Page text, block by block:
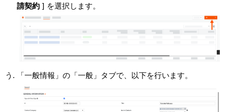
請契約] を選択します。
「一般情報」の「一般」タブで、以下を行います。